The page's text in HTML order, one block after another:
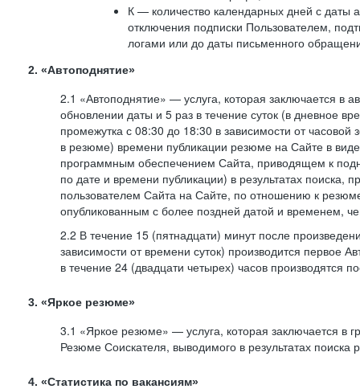
К — количество календарных дней с даты
отключения подписки Пользователем,
логами или до даты письменного
2. «Автоподнятие»
2.1 «Автоподнятие» — услуга, которая заключается в
обновлении даты и 5 раз в течение суток (в дневное
промежутка с 08:30 до 18:30 в зависимости от часовой
в резюме) времени публикации резюме на Сайте в
программным обеспечением Сайта, приводящем к
по дате и времени публикации) в результатах поиска,
пользователем Сайта на Сайте, по отношению к
опубликованным с более поздней датой и временем,
2.2 В течение 15 (пятнадцати) минут после
зависимости от времени суток) производится первое
в течение 24 (двадцати четырех) часов производятся
3. «Яркое резюме»
3.1 «Яркое резюме» — услуга, которая заключается в
Резюме Соискателя, выводимого в результатах поиска
4. «Статистика по вакансиям»